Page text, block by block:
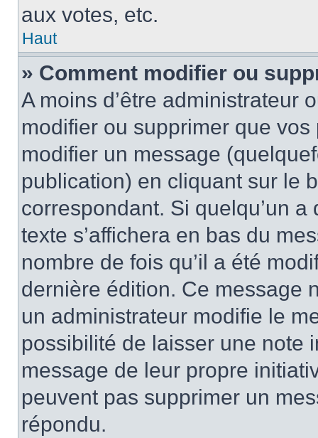
aux votes, etc.
Haut
» Comment modifier ou
A moins d’être administrateur
modifier ou supprimer que
modifier un message
publication) en cliquant sur le
correspondant. Si quelqu’un
texte s’affichera en bas du
nombre de fois qu’il a été
dernière édition. Ce message
un administrateur modifie le
possibilité de laisser une note
message de leur propre
peuvent pas supprimer un
répondu.